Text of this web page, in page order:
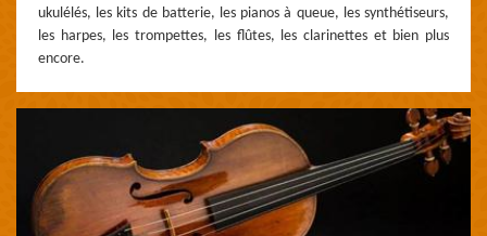
ukulélés, les kits de batterie, les pianos à queue, les synthétiseurs,
les harpes, les trompettes, les flûtes, les clarinettes et bien plus
encore.